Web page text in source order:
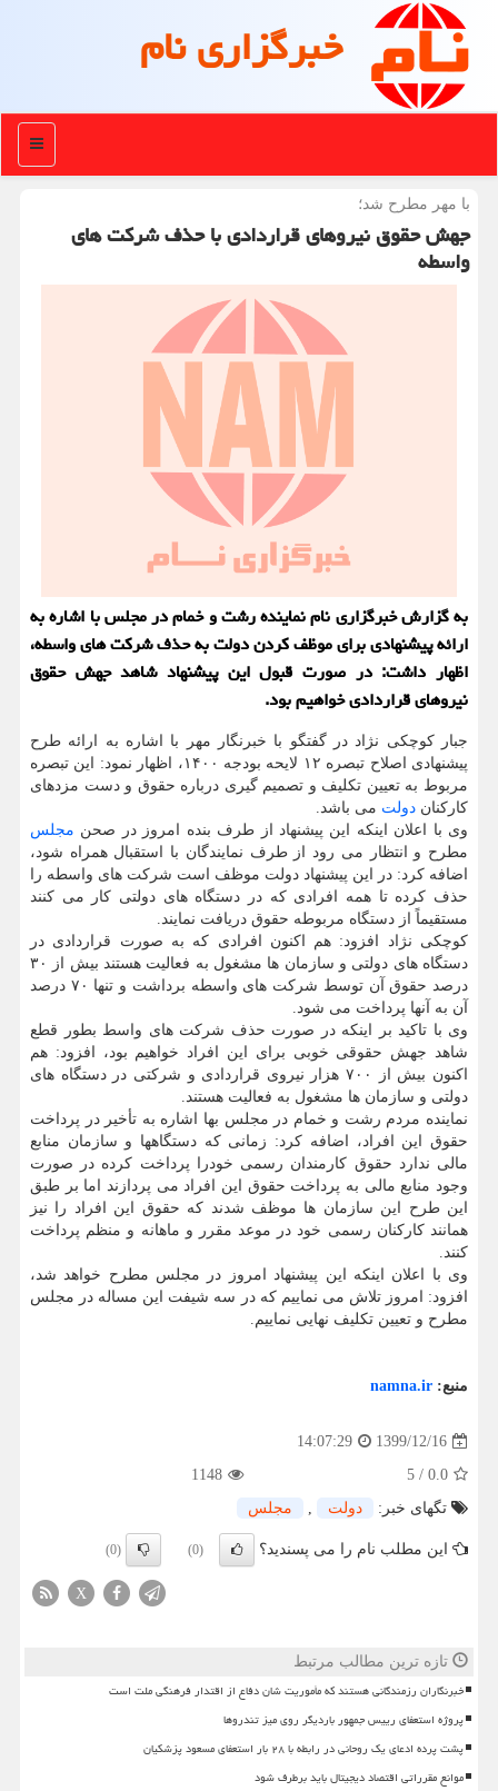
خبرگزاری نام
منو
با مهر مطرح شد؛
جهش حقوق نیروهای قراردادی با حذف شركت های
واسطه
به گزارش خبرگزاری نام نماینده رشت و خمام در مجلس با اشاره به
ارائه پیشنهادی برای موظف کردن دولت به حذف شرکت های واسطه،
اظهار داشت: در صورت قبول این پیشنهاد شاهد جهش حقوق
نیروهای قراردادی خواهیم بود.
جبار کوچکی نژاد در گفتگو با خبرنگار مهر با اشاره به ارائه طرح
پیشنهادی اصلاح تبصره ۱۲ لایحه بودجه ۱۴۰۰، اظهار نمود: این تبصره
مربوط به تعیین تکلیف و تصمیم گیری درباره حقوق و دست مزدهای
کارکنان دولت می باشد.
وی با اعلان اینکه این پیشنهاد از طرف بنده امروز در صحن مجلس
مطرح و انتظار می رود از طرف نمایندگان با استقبال همراه شود،
اضافه کرد: در این پیشنهاد دولت موظف است شرکت های واسطه را
حذف کرده تا همه افرادی که در دستگاه های دولتی کار می کنند
مستقیماً از دستگاه مربوطه حقوق دریافت نمایند.
کوچکی نژاد افزود: هم اکنون افرادی که به صورت قراردادی در
دستگاه های دولتی و سازمان ها مشغول به فعالیت هستند بیش از ۳۰
درصد حقوق آن توسط شرکت های واسطه برداشت و تنها ۷۰ درصد
آن به آنها پرداخت می شود.
وی با تاکید بر اینکه در صورت حذف شرکت های واسط بطور قطع
شاهد جهش حقوقی خوبی برای این افراد خواهیم بود، افزود: هم
اکنون بیش از ۷۰۰ هزار نیروی قراردادی و شرکتی در دستگاه های
دولتی و سازمان ها مشغول به فعالیت هستند.
نماینده مردم رشت و خمام در مجلس بها اشاره به تأخیر در پرداخت
حقوق این افراد، اضافه کرد: زمانی که دستگاهها و سازمان منابع
مالی ندارد حقوق کارمندان رسمی خودرا پرداخت کرده در صورت
وجود منابع مالی به پرداخت حقوق این افراد می پردازند اما بر طبق
این طرح این سازمان ها موظف شدند که حقوق این افراد را نیز
همانند کارکنان رسمی خود در موعد مقرر و ماهانه و منظم پرداخت
کنند.
وی با اعلان اینکه این پیشنهاد امروز در مجلس مطرح خواهد شد،
افزود: امروز تلاش می نماییم که در سه شیفت این مساله در مجلس
مطرح و تعیین تکلیف نهایی نماییم.
منبع: namna.ir
1399/12/16
14:07:29
0.0
/
5
1148
تگهای خبر:
دولت , مجلس
این مطلب نام را می پسندید؟ (0)
(0)
X
تازه ترین مطالب مرتبط
خبرنگاران رزمندگانی هستند که مأموریت شان دفاع از اقتدار فرهنگی ملت است
پروژه استعفای رییس جمهور باردیگر روی میز تندروها
پشت پرده ادعای یک روحانی در رابطه با ۲۸ بار استعفای مسعود پزشکیان
موانع مقرراتی اقتصاد دیجیتال باید برطرف شود